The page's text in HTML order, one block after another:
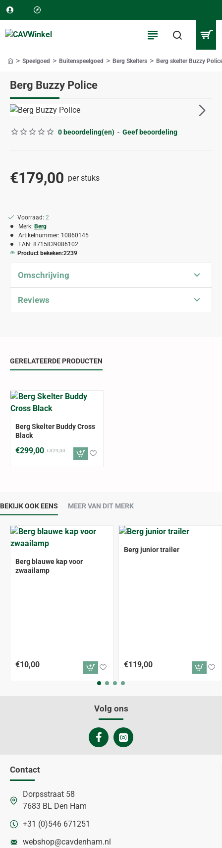
Berg Buzzy Police
Speelgoed Buitenspeelgoed Berg Skelters Berg skelter Buzzy
ALLEEN AFHALEN 0 beoordeling(en) - Geef beoordeling
€179,00 per stuks
Voorraad: 2
Merk: Berg
Artikelnummer: 10860145
EAN: 8715839086102
Product bekeken:2239
Omschrijving
Reviews
GERELATEERDE PRODUCTEN
ALLEEN AFHALEN
Berg Skelter Buddy Cross
Black
€299,00 €329,00
BEKIJK OOK EENS MEER VAN DIT MERK
Berg blauwe kap voor
zwaailamp
€10,00
Berg junior trailer
€119,00
Volg ons
Contact
Dorpsstraat 58
7683 BL Den Ham
+31 (0)546 671251
webshop@cavdenham.nl